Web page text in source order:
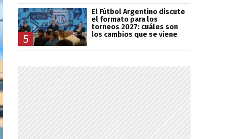
5
El Fútbol Argentino discute
el formato para los
torneos 2027: cuáles son
los cambios que se viene